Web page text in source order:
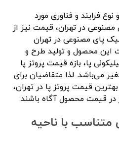
فرایند و فناوری مورد
در تهران، قیمت نیز از
پای مصنوعی در تهران
این محصول و تولید طرح و
پا، بازه قیمت پروتز پا
می‌باشد. لذا متقاضیان برای
قیمت پروتز پا در تهران،
در قیمت محصول آگاه باشند:
متناسب با ناحیه